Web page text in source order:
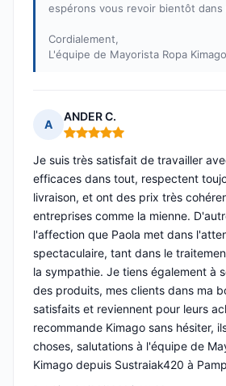
espérons vous revoir bientôt dans
Cordialement,
L'équipe de Mayorista Ropa
A
ANDER C.
Note : 5 sur 5
Je suis très satisfait de travailler
efficaces dans tout, respectent
livraison, et ont des prix très
entreprises comme la mienne.
l'affection que Paola met dans
spectaculaire, tant dans le
la sympathie. Je tiens également à
des produits, mes clients dans ma
satisfaits et reviennent pour leurs
recommande Kimago sans hésiter,
choses, salutations à l'équipe de
Kimago depuis Sustraiak420 à